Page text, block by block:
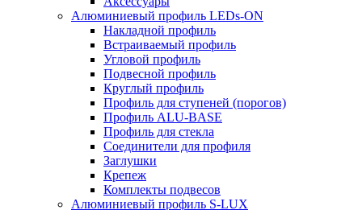
Алюминиевый профиль LEDs-ON
Накладной профиль
Встраиваемый профиль
Угловой профиль
Подвесной профиль
Круглый профиль
Профиль для ступеней (порогов)
Профиль ALU-BASE
Профиль для стекла
Соединители для профиля
Заглушки
Крепеж
Комплекты подвесов
Алюминиевый профиль S-LUX